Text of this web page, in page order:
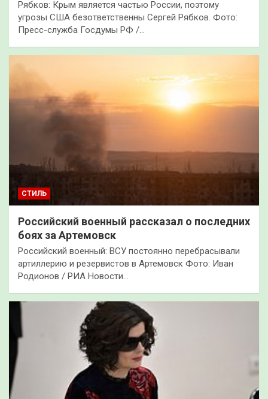
Рябков: Крым является частью России, поэтому
угрозы США безответственны Сергей Рябков. Фото:
Пресс-служба Госдумы РФ /…
СТИЛЬ
Российский военный рассказал о последних
боях за Артемовск
Российский военный: ВСУ постоянно перебрасывали
артиллерию и резервистов в Артемовск Фото: Иван
Родионов / РИА Новости…